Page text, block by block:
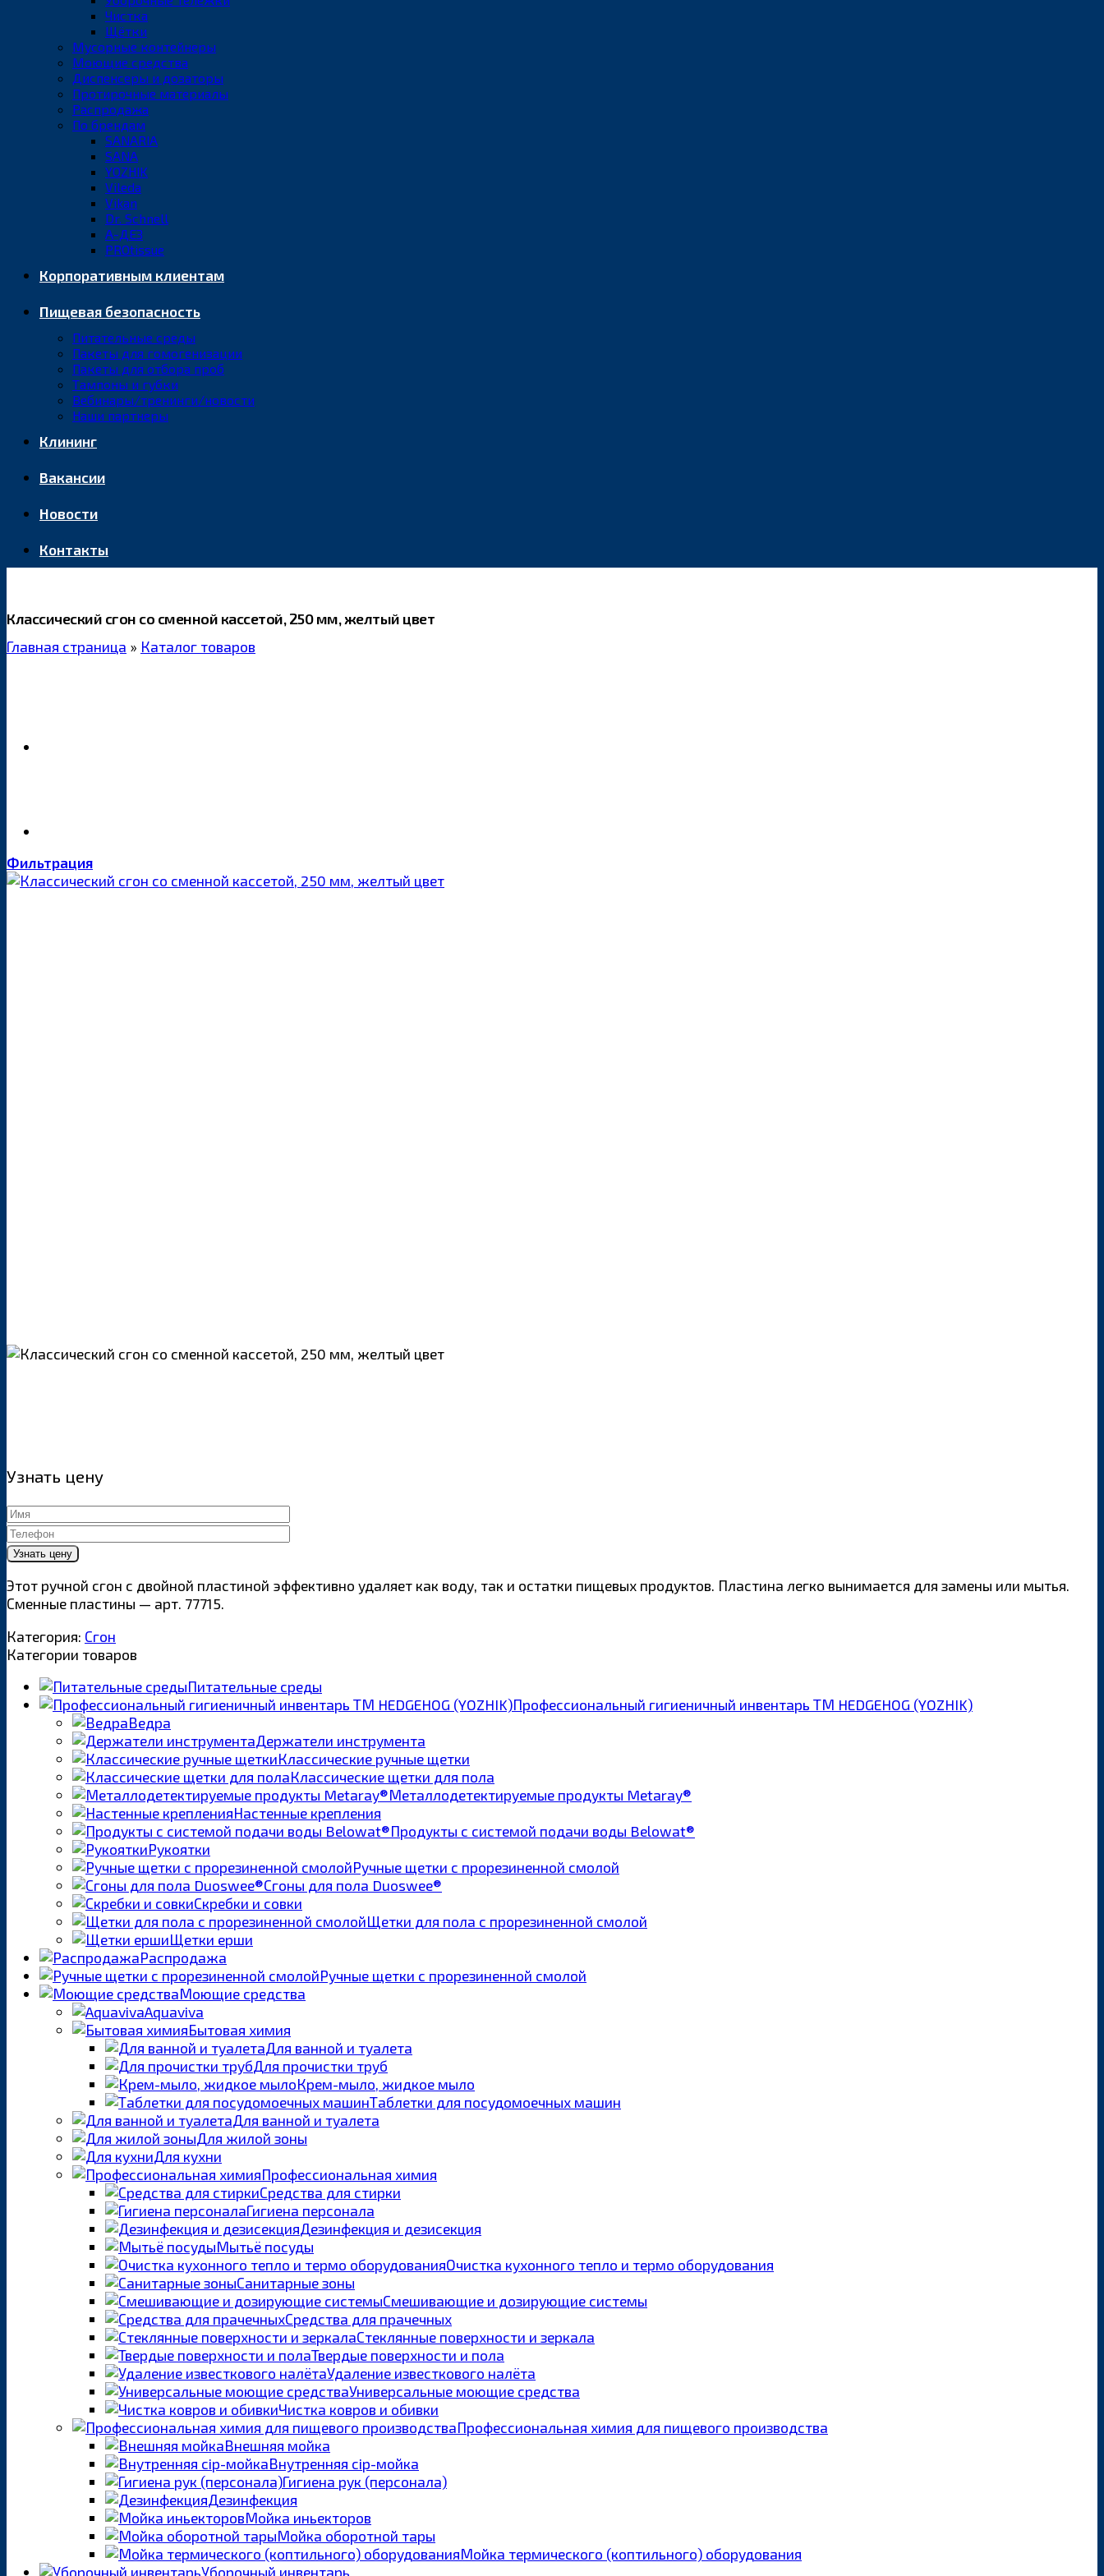
Чистка
Щётки
Мусорные контейнеры
Моющие средства
Диспенсеры и дозаторы
Протирочные материалы
Распродажа
По брендам
SANARIA
SANA
YOZHIK
Vileda
Vikan
Dr. Schnell
А-ДЕЗ
PROtissue
Корпоративным клиентам
Пищевая безопасность
Питательные среды
Пакеты для гомогенизации
Пакеты для отбора проб
Тампоны и губки
Вебинары/тренинги/новости
Наши партнеры
Клининг
Вакансии
Новости
Контакты
Классический сгон со сменной кассетой, 250 мм, желтый цвет
Главная страница » Каталог товаров
Фильтрация
Узнать цену
Этот ручной сгон с двойной пластиной эффективно удаляет как воду, так и остатки пищевых продуктов. Пластина легко вынимается для замены или мытья.
Сменные пластины — арт. 77715.
Категория: Сгон
Категории товаров
Питательные среды
Профессиональный гигиеничный инвентарь ТМ HEDGEHOG (YOZHIK)
Ведра
Держатели инструмента
Классические ручные щетки
Классические щетки для пола
Металлодетектируемые продукты Metaray®
Настенные крепления
Продукты с системой подачи воды Belowat®
Рукоятки
Ручные щетки с прорезиненной смолой
Сгоны для пола Duoswee®
Скребки и совки
Щетки для пола с прорезиненной смолой
Щетки ерши
Распродажа
Ручные щетки с прорезиненной смолой
Моющие средства
Aquaviva
Бытовая химия
Для ванной и туалета
Для прочистки труб
Крем-мыло, жидкое мыло
Таблетки для посудомоечных машин
Для ванной и туалета
Для жилой зоны
Для кухни
Профессиональная химия
Средства для стирки
Гигиена персонала
Дезинфекция и дезисекция
Мытьё посуды
Очистка кухонного тепло и термо оборудования
Санитарные зоны
Смешивающие и дозирующие системы
Средства для прачечных
Стеклянные поверхности и зеркала
Твердые поверхности и пола
Удаление известкового налёта
Универсальные моющие средства
Чистка ковров и обивки
Профессиональная химия для пищевого производства
Внешняя мойка
Внутренняя cip-мойка
Гигиена рук (персонала)
Дезинфекция
Мойка иньекторов
Мойка оборотной тары
Мойка термического (коптильного) оборудования
Уборочный инвентарь